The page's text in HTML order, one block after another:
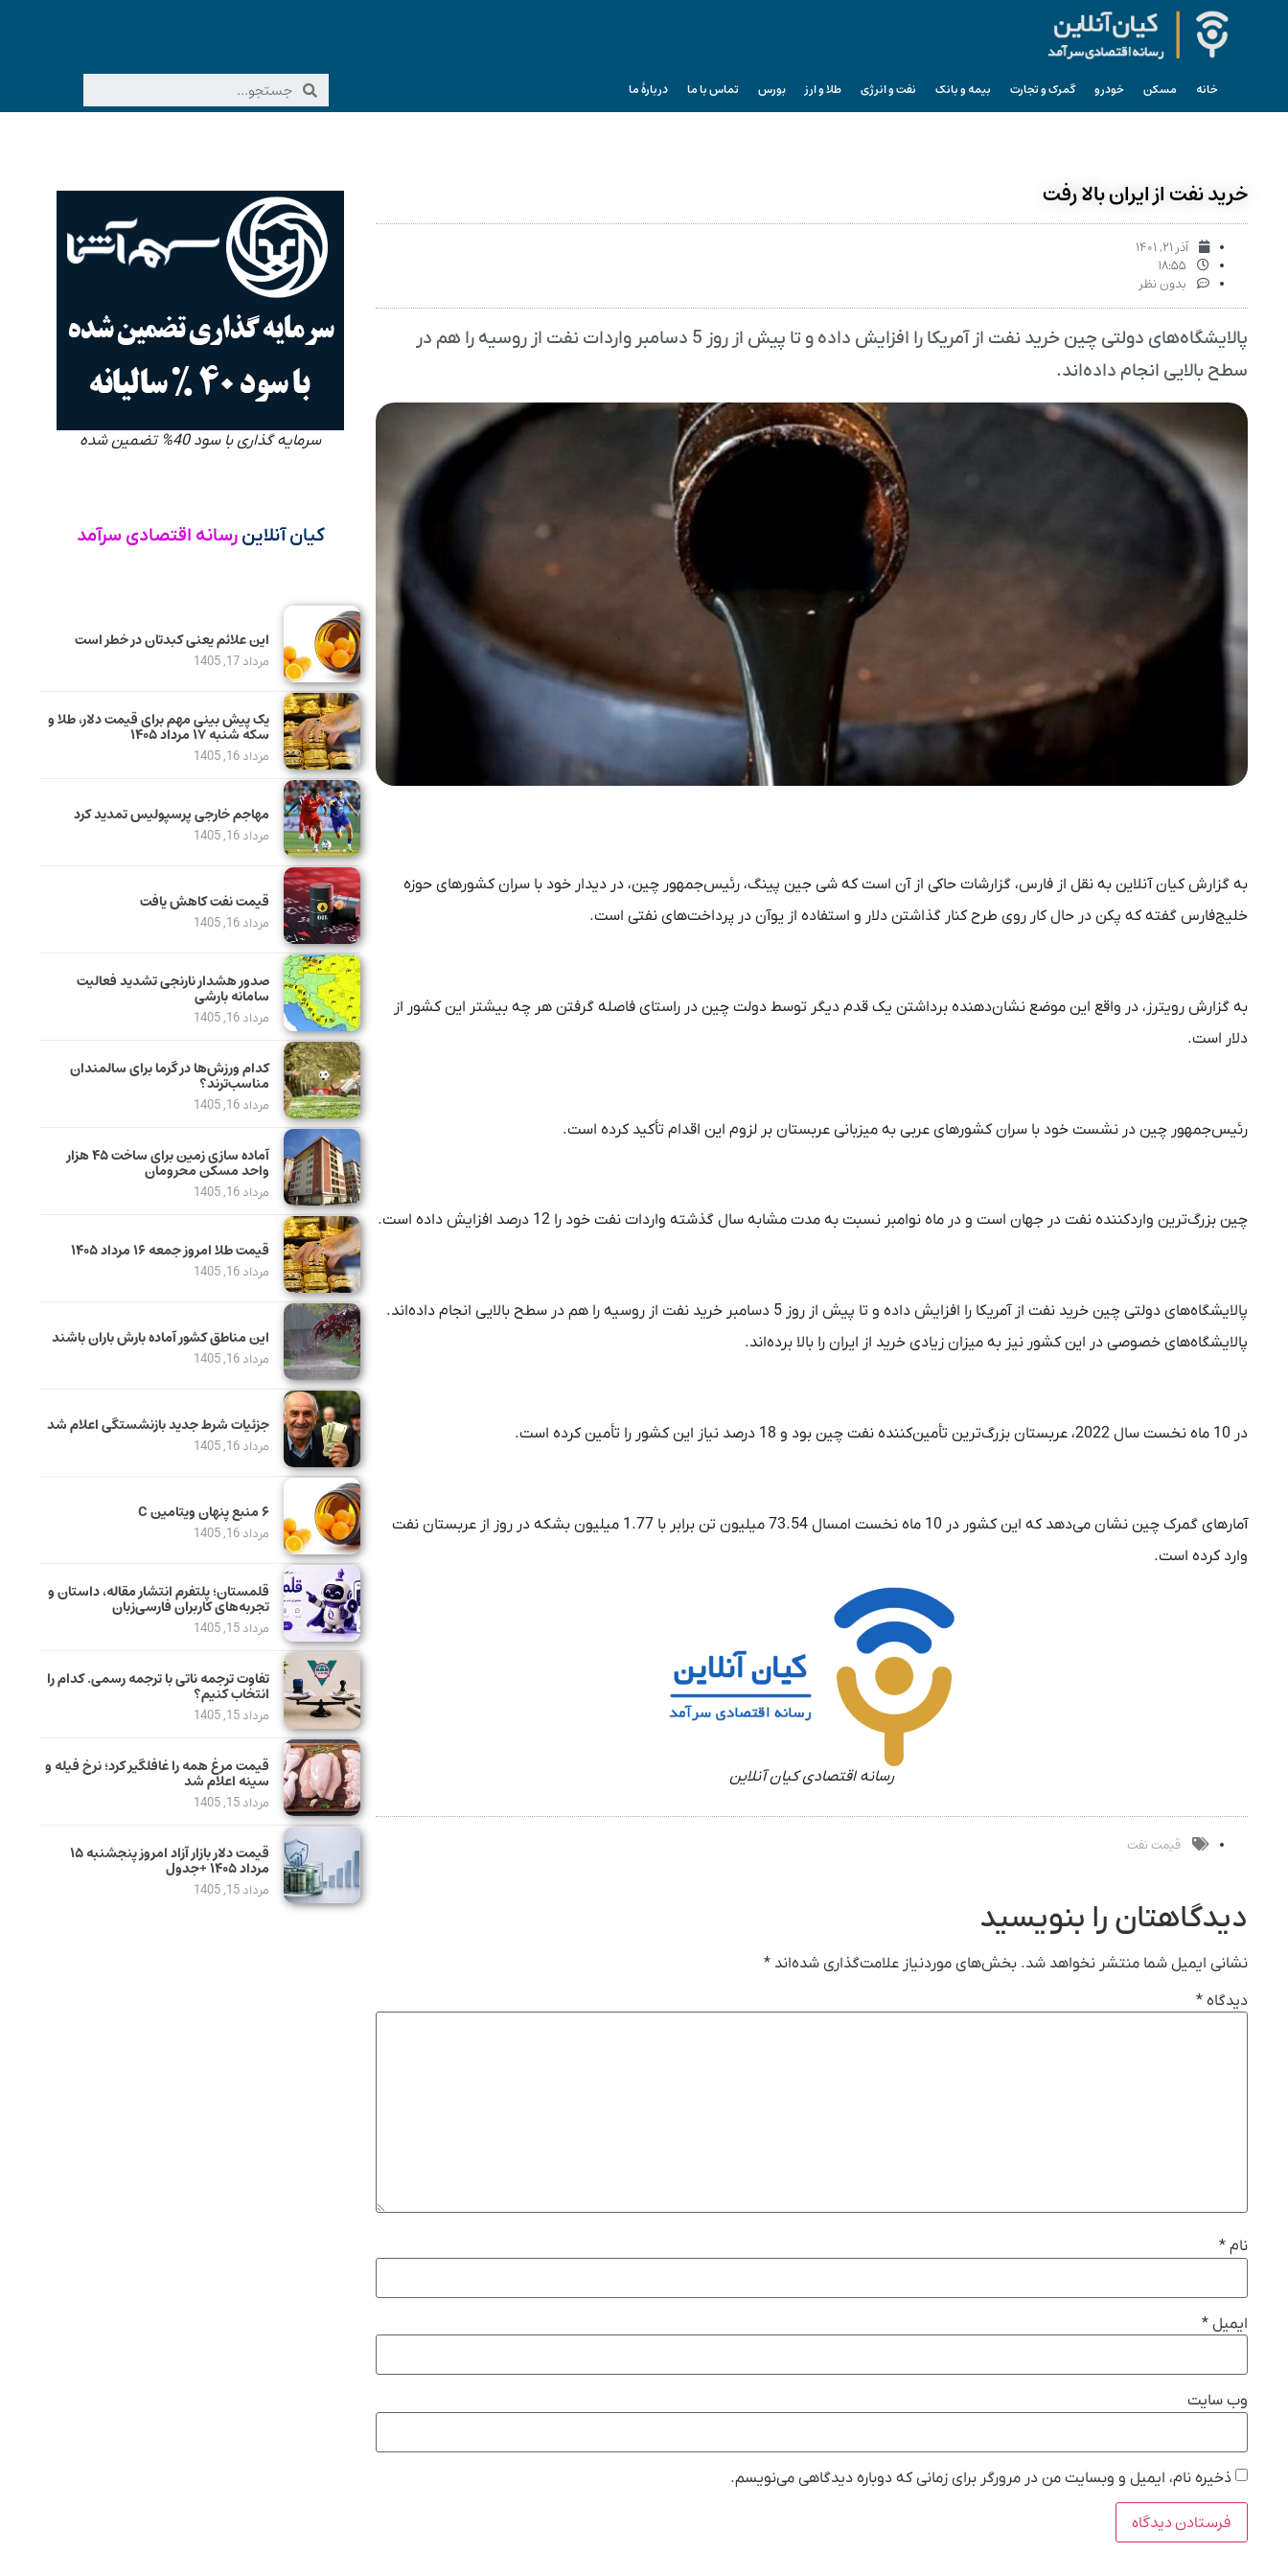
خانه مسکن خودرو گمرک و تجارت بیمه و بانک نفت و انرژی طلا و ارز بورس تماس با ما دربارۀ ما
خرید نفت از ایران بالا رفت
آذر ۲۱, ۱۴۰۱
۱۸:۵۵
بدون نظر
پالایشگاه‌های دولتی چین خرید نفت از آمریکا را افزایش داده و تا پیش از روز 5 دسامبر واردات نفت از روسیه را هم در
سطح بالایی انجام داده‌اند.
به گزارش کیان آنلاین به نقل از فارس، گزارشات حاکی از آن است که شی جین پینگ، رئیس‌جمهور چین، در دیدار خود با سران کشورهای حوزه
خلیج‌فارس گفته که پکن در حال کار روی طرح کنار گذاشتن دلار و استفاده از یوآن در پرداخت‌های نفتی است.
به گزارش رویترز، در واقع این موضع نشان‌دهنده برداشتن یک قدم دیگر توسط دولت چین در راستای فاصله گرفتن هر چه بیشتر این کشور از
دلار است.
رئیس‌جمهور چین در نشست خود با سران کشورهای عربی به میزبانی عربستان بر لزوم این اقدام تأکید کرده است.
چین بزرگ‌ترین واردکننده نفت در جهان است و در ماه نوامبر نسبت به مدت مشابه سال گذشته واردات نفت خود را 12 درصد افزایش داده است.
پالایشگاه‌های دولتی چین خرید نفت از آمریکا را افزایش داده و تا پیش از روز 5 دسامبر خرید نفت از روسیه را هم در سطح بالایی انجام داده‌اند.
پالایشگاه‌های خصوصی در این کشور نیز به میزان زیادی خرید از ایران را بالا برده‌اند.
در 10 ماه نخست سال 2022، عربستان بزرگ‌ترین تأمین‌کننده نفت چین بود و 18 درصد نیاز این کشور را تأمین کرده است.
آمارهای گمرک چین نشان می‌دهد که این کشور در 10 ماه نخست امسال 73.54 میلیون تن برابر با 1.77 میلیون بشکه در روز از عربستان نفت
وارد کرده است.
رسانه اقتصادی کیان آنلاین
قیمت نفت
دیدگاهتان را بنویسید
نشانی ایمیل شما منتشر نخواهد شد. بخش‌های موردنیاز علامت‌گذاری شده‌اند *
دیدگاه *
نام *
ایمیل *
وب‌ سایت
ذخیره نام، ایمیل و وبسایت من در مرورگر برای زمانی که دوباره دیدگاهی می‌نویسم.
سرمایه گذاری با سود 40% تضمین شده
کیان آنلاین رسانه اقتصادی سرآمد
این علائم یعنی کبدتان در خطر است
مرداد 17, 1405
یک پیش ‌بینی مهم برای قیمت دلار، طلا و
سکه شنبه ۱۷ مرداد ۱۴۰۵
مرداد 16, 1405
مهاجم خارجی پرسپولیس تمدید کرد
مرداد 16, 1405
قیمت نفت کاهش یافت
مرداد 16, 1405
صدور هشدار نارنجی تشدید فعالیت
سامانه بارشی
مرداد 16, 1405
کدام ورزش‌ها در گرما برای سالمندان
مناسب‌ترند؟
مرداد 16, 1405
آماده سازی زمین برای ساخت ۴۵ هزار
واحد مسکن محرومان
مرداد 16, 1405
قیمت طلا امروز جمعه ۱۶ مرداد ۱۴۰۵
مرداد 16, 1405
این مناطق کشور آماده بارش باران باشند
مرداد 16, 1405
جزئیات شرط جدید بازنشستگی اعلام شد
مرداد 16, 1405
۶ منبع پنهان ویتامین C
مرداد 16, 1405
قلمستان؛ پلتفرم انتشار مقاله، داستان و
تجربه‌های کاربران فارسی‌زبان
مرداد 15, 1405
تفاوت ترجمه ناتی با ترجمه رسمی. کدام را
انتخاب کنیم؟
مرداد 15, 1405
قیمت مرغ همه را غافلگیر کرد؛ نرخ فیله و
سینه اعلام شد
مرداد 15, 1405
قیمت دلار بازار آزاد امروز پنجشنبه ۱۵
مرداد ۱۴۰۵ +جدول
مرداد 15, 1405